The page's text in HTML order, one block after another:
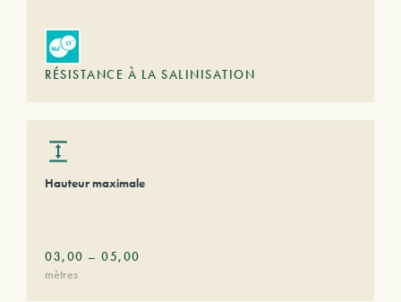
RÉSISTANCE À LA SALINISATION
Hauteur maximale
03,00 – 05,00
mètres